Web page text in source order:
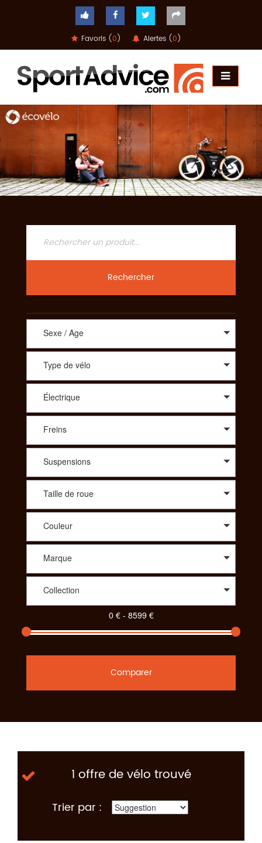
Favoris (0) Alertes (0)
COMPARATEUR
CONSEILS
QUESTIONS
-
RÉPONSES
CONTACT
Rechercher
Sexe / Age
Type de vélo
Électrique
Freins
Suspensions
Taille de roue
Couleur
Marque
Collection
Comparer
1 offre de vélo trouvé
Trier par :